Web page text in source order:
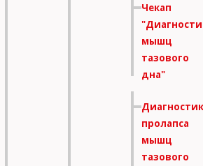
Чекап
мышц
тазового
дна"
пролапса
мышц
тазового